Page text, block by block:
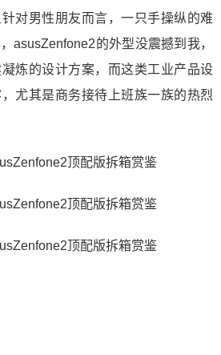
对男性朋友而言，一只手操纵的难
asusZenfone2的外型没震撼到我，
炼的设计方案，而这类工业产品设
尤其是商务接待上班族一族的热烈